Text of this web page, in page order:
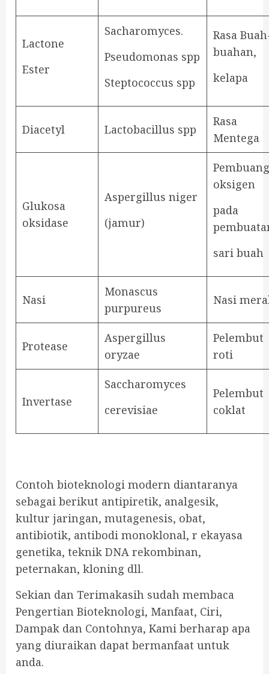
Lactone
Ester
Sacharomyces.
Pseudomonas spp
Steptococcus spp
Rasa
buahan,
kelapa
Diacetyl Lactobacillus spp
Rasa
Mentega
Glukosa
oksidase
Aspergillus niger
(jamur)
oksigen
pada
sari buah
Nasi
Monascus
purpureus
Nasi
Protease
Aspergillus
oryzae
Pelembut
roti
Invertase
Saccharomyces
cerevisiae
Pelembut
coklat
Contoh bioteknologi modern diantaranya
sebagai berikut antipiretik, analgesik,
kultur jaringan, mutagenesis, obat,
antibiotik, antibodi monoklonal, r ekayasa
genetika, teknik DNA rekombinan,
peternakan, kloning dll.
Sekian dan Terimakasih sudah membaca
Pengertian Bioteknologi, Manfaat, Ciri,
Dampak dan Contohnya, Kami berharap apa
yang diuraikan dapat bermanfaat untuk
anda.